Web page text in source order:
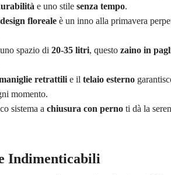
e uno stile senza tempo.
design florealeè un inno alla primavera
spazio di 20-35 litri, questo zaino in
retrattilie il telaio esterno
momento.
sistema a chiusura con pernoti dà la
Indimenticabili